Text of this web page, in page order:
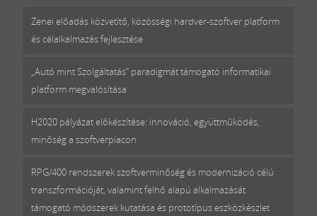
Zenei előadás közvetítő, közösségi hardver-szoftver platform
és célalkalmazás fejlesztése
„Autó mint Szolgáltatás” paradigmát támogató informatikai
platform megvalósítása
H2020 pályázat előkészítése: innováció, együttműködés,
minőség a szoftverpiacon
RPG/400 rendszerek szoftverminőség és modernizáció célú
transzformációját, valamint felhő alapú alkalmazását
támogató módszerek kutatása és prototípus eszközkészlet